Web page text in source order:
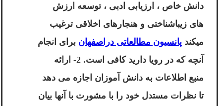
دانش خاص ، ارزیابی ادبی ، توسعه ارزش
های زیباشناختی و هنجارهای اخلاقی ترغیب
میکند پانسیون مطالعاتی دراصفهان برای انجام
آنچه که در رویا دارید کافی است. 2- ارائه
منبع اطلاعات به دانش آموزان اجازه می دهد
تا نظرات مستدل خود را با مشورت با آنها بیان